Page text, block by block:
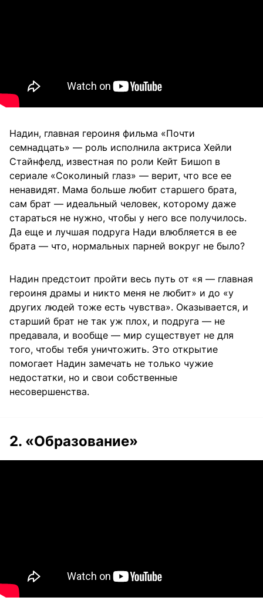
Надин, главная героиня фильма «Почти
семнадцать» — роль исполнила актриса Хейли
Стайнфелд, известная по роли Кейт Бишоп в
сериале «Соколиный глаз» — верит, что все ее
ненавидят. Мама больше любит старшего брата,
сам брат — идеальный человек, которому даже
стараться не нужно, чтобы у него все получилось.
Да еще и лучшая подруга Нади влюбляется в ее
брата — что, нормальных парней вокруг не было?
Надин предстоит пройти весь путь от «я — главная
героиня драмы и никто меня не любит» и до «у
других людей тоже есть чувства». Оказывается, и
старший брат не так уж плох, и подруга — не
предавала, и вообще — мир существует не для
того, чтобы тебя уничтожить. Это открытие
помогает Надин замечать не только чужие
недостатки, но и свои собственные
несовершенства.
2. «Образование»